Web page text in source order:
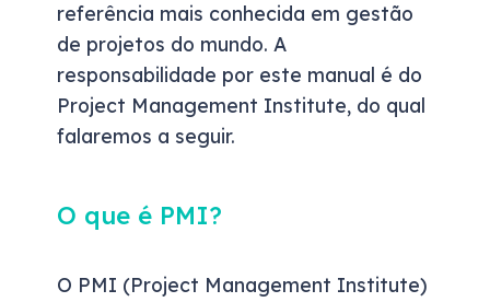
referência mais conhecida em gestão
de projetos do mundo. A
responsabilidade por este manual é do
Project Management Institute, do qual
falaremos a seguir.
O que é PMI?
O PMI (Project Management Institute)